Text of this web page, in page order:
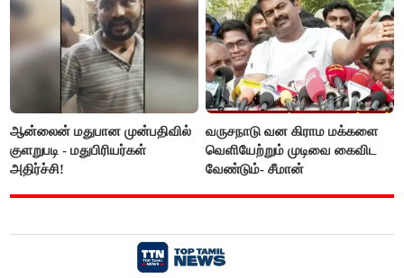
ஆன்லைன் மதுபான முன்பதிவில்
குளறுபடி - மதுபிரியர்கள்
அதிர்ச்சி!
வருசநாடு வன கிராம மக்களை
வெளியேற்றும் முடிவை கைவிட
வேண்டும்- சீமான்